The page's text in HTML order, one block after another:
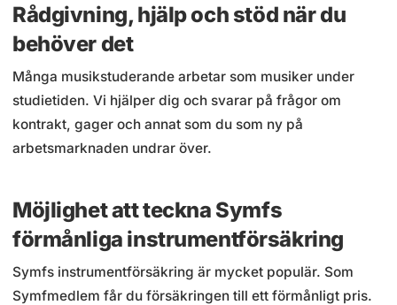
Rådgivning, hjälp och stöd när du
behöver det
Många musikstuderande arbetar som musiker under
studietiden. Vi hjälper dig och svarar på frågor om
kontrakt, gager och annat som du som ny på
arbetsmarknaden undrar över.
Möjlighet att teckna Symfs
förmånliga instrumentförsäkring
Symfs instrumentförsäkring är mycket populär. Som
Symfmedlem får du försäkringen till ett förmånligt pris.